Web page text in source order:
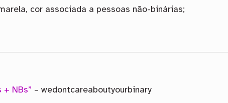
cor associada a pessoas não-binárias;
+ NBs” – wedontcareaboutyourbinary